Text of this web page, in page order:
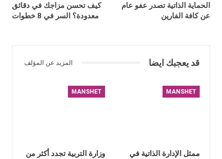
الحماية الذاتية تصدر عفو عام
عن كافة الفارين
كيف تحسن مزاجك في دقائق
معدودة؟ السر في 8 خطوات
قد يعجبك ايضا المزيد عن المؤلف
MANSHET
ممثل الإدارة الذاتية في
MANSHET
وزارة التربية تجدد أكثر من